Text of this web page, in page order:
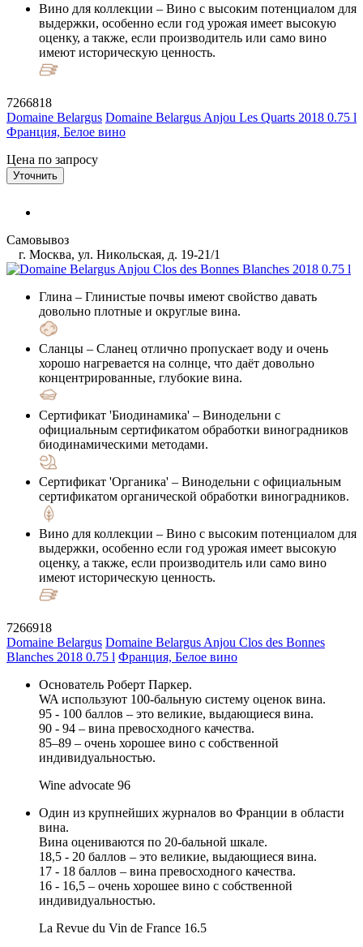
Вино для коллекции – Вино с высоким потенциалом для
выдержки, особенно если год урожая имеет высокую
оценку, а также, если производитель или само вино
имеют историческую ценность.
7266818
Domaine Belargus Domaine Belargus Anjou Les Quarts 2018 0.75 l
Франция, Белое вино
Цена по запросу
Уточнить
Самовывоз
г. Москва, ул. Никольская, д. 19-21/1
Глина – Глинистые почвы имеют свойство давать
довольно плотные и округлые вина.
Сланцы – Сланец отлично пропускает воду и очень
хорошо нагревается на солнце, что даёт довольно
концентрированные, глубокие вина.
Сертификат 'Биодинамика' – Винодельни с
официальным сертификатом обработки виноградников
биодинамическими методами.
Сертификат 'Органика' – Винодельни с официальным
сертификатом органической обработки виноградников.
Вино для коллекции – Вино с высоким потенциалом для
выдержки, особенно если год урожая имеет высокую
оценку, а также, если производитель или само вино
имеют историческую ценность.
7266918
Domaine Belargus Domaine Belargus Anjou Clos des Bonnes
Blanches 2018 0.75 l Франция, Белое вино
Основатель Роберт Паркер.
WA используют 100-бальную систему оценок вина.
95 - 100 баллов – это великие, выдающиеся вина.
90 - 94 – вина превосходного качества.
85–89 – очень хорошее вино с собственной
индивидуальностью.
Wine advocate 96
Один из крупнейших журналов во Франции в области
вина.
Вина оцениваются по 20-бальной шкале.
18,5 - 20 баллов – это великие, выдающиеся вина.
17 - 18 баллов – вина превосходного качества.
16 - 16,5 – очень хорошее вино с собственной
индивидуальностью.
La Revue du Vin de France 16.5